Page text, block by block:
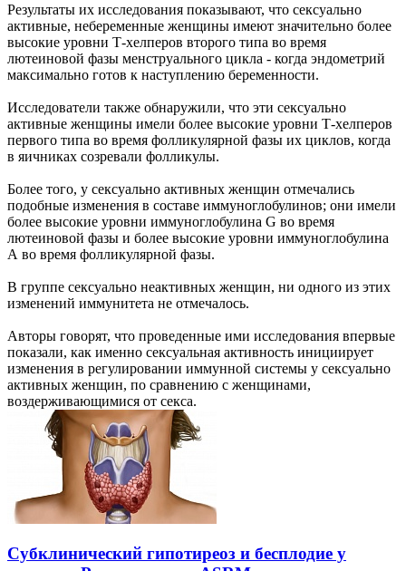
Результаты их исследования показывают, что сексуально
активные, небеременные женщины имеют значительно более
высокие уровни Т-хелперов второго типа во время
лютеиновой фазы менструального цикла - когда эндометрий
максимально готов к наступлению беременности.
Исследователи также обнаружили, что эти сексуально
активные женщины имели более высокие уровни Т-хелперов
первого типа во время фолликулярной фазы их циклов, когда
в яичниках созревали фолликулы.
Более того, у сексуально активных женщин отмечались
подобные изменения в составе иммуноглобулинов; они имели
более высокие уровни иммуноглобулина G во время
лютеиновой фазы и более высокие уровни иммуноглобулина
А во время фолликулярной фазы.
В группе сексуально неактивных женщин, ни одного из этих
изменений иммунитета не отмечалось.
Авторы говорят, что проведенные ими исследования впервые
показали, как именно сексуальная активность инициирует
изменения в регулировании иммунной системы у сексуально
активных женщин, по сравнению с женщинами,
воздерживающимися от секса.
Субклинический гипотиреоз и бесплодие у